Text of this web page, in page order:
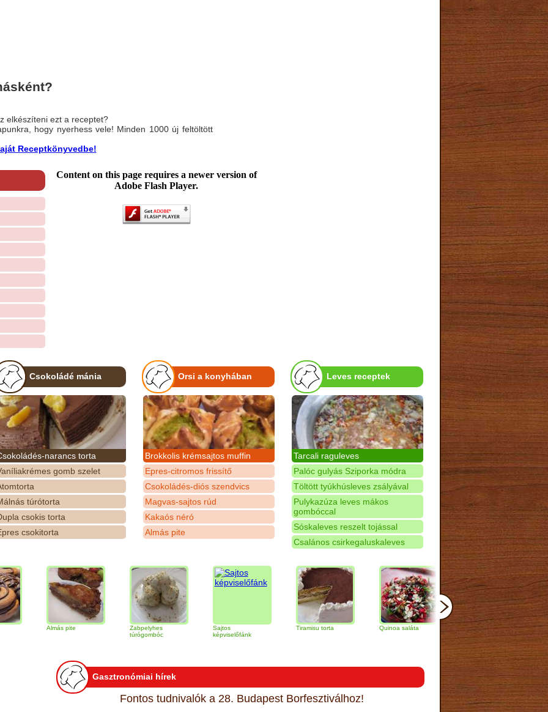
elkészíteni ezt a receptet?
hogy nyerhess vele! Minden 1000 új feltöltött
Receptkönyvedbe!
Content on this page requires a newer version of
Adobe Flash Player.
Csokoládé mánia
narancs torta
gomb szelet
túrótorta
csokis torta
csokitorta
Orsi a konyhában
Brokkolis krémsajtos muffin
Epres-citromos frissítő
Csokoládés-diós szendvics
Magvas-sajtos rúd
Kakaós néró
Almás pite
Leves receptek
Tarcali raguleves
Palóc gulyás Sziporka módra
Töltött tyúkhúsleves zsályával
Pulykazúza leves mákos
gombóccal
Sóskaleves reszelt tojással
Csalános csirkegaluskaleves
Zabpelyhes
túrógombóc
képviselőfánk
Tiramisu torta Quinoa saláta Mandulás kifli
narancs
Gasztronómiai hírek
Fontos tudnivalók a 28. Budapest Borfesztiválhoz!